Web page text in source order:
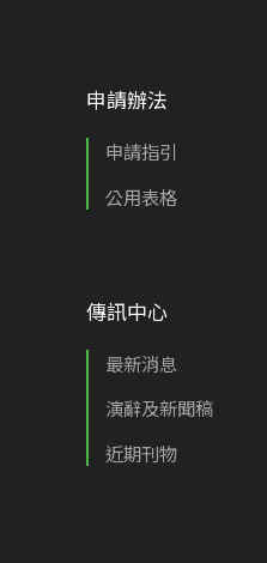
申請辦法
申請指引
公用表格
傳訊中心
最新消息
演辭及新聞稿
近期刊物